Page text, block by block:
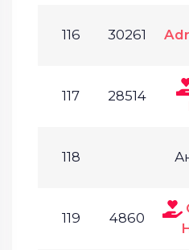
116 30261
117 28514
118
119 4860